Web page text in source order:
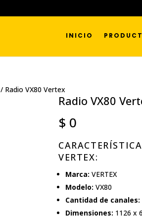
INICIO
/ Radio VX80 Vertex
Radio VX80
$ 0
VERTEX:
Marca: VERTEX
Modelo: VX80
Cantidad de canales:
Dimensiones: 1126 x